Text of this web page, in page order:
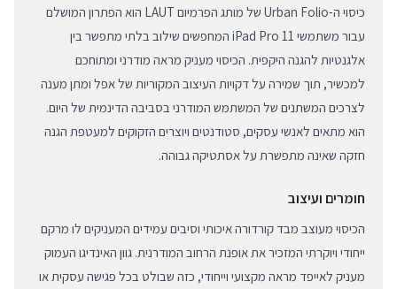
כיסוי ה-Urban Folio של מותג הפרמיום LAUT הוא הפתרון המושלם
עבור משתמשי iPad Pro 11 המחפשים שילוב בלתי מתפשר בין
אלגנטיות להגנה היקפית. הכיסוי מעניק מראה מודרני ומתוחכם
למכשיר, תוך שמירה על דקויות העיצוב המקוריות של אפל ומתן מענה
לצרכים המשתנים של המשתמש המודרני בסביבה הדינמית של היום.
הוא מתאים לאנשי עסקים, סטודנטים ויוצרים הזקוקים למעטפת הגנה
חזקה שאינה מתפשרת על אסתטיקה גבוהה.
חומרים ועיצוב
הכיסוי מעוצב מבד קורדורה איכותי וסיבים עמידים המעניקים לו מרקם
ייחודי ויוקרתי המזכיר את אופנת הרחוב המודרנית. גוון האינדיגו העמוק
מעניק לאייפד מראה מקצועי וייחודי, כזה שבולט בכל פגישה עסקית או